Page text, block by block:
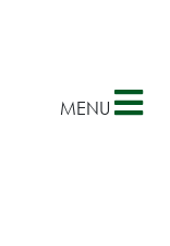
MENU